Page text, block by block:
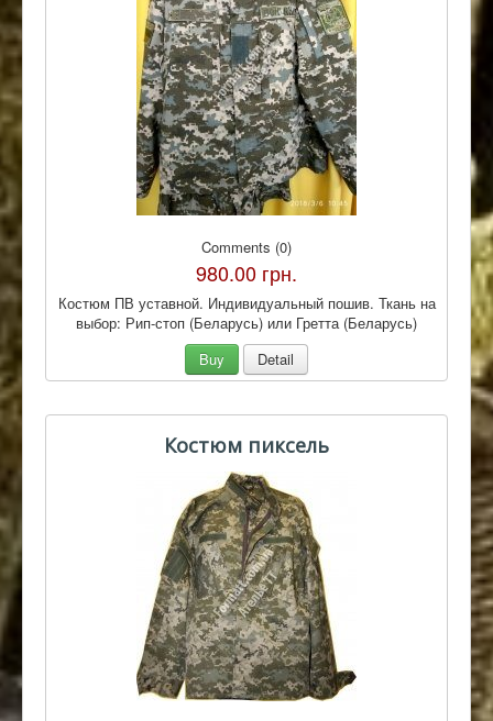
Comments (0)
980.00 грн.
Костюм ПВ уставной. Индивидуальный пошив. Ткань на
выбор: Рип-стоп (Беларусь) или Гретта (Беларусь)
Buy
Detail
Костюм пиксель